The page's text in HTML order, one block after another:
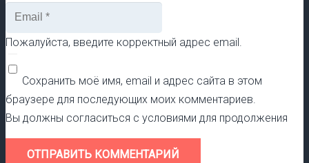
Пожалуйста, введите корректный адрес email.
Сохранить моё имя, email и адрес сайта в этом
браузере для последующих моих комментариев.
Вы должны согласиться с условиями для продолжения
ОТПРАВИТЬ КОММЕНТАРИЙ